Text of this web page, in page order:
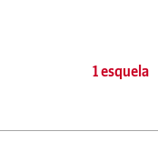
1 esquela